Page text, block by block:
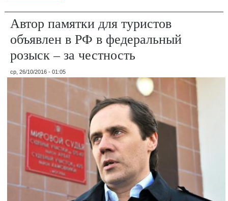
Автор памятки для туристов
объявлен в РФ в федеральный
розыск – за честность
ср, 26/10/2016 - 01:05